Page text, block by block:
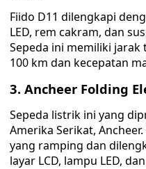
Fiido D11 dilengkapi
LED, rem cakram, dan
Sepeda ini memiliki
100 km dan kecepatan
3. Ancheer Folding
Sepeda listrik ini yang
Amerika Serikat,
yang ramping dan
layar LCD, lampu LED,